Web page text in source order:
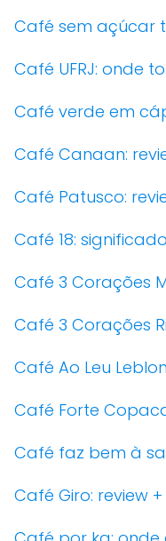
Café sem açúcar
Café UFRJ: onde
Café verde em
Café Canaan:
Café Patusco:
Café 18:
Café 3 Corações
Café 3 Corações
Café Ao Leu
Café Forte
Café faz bem à
Café Giro: review